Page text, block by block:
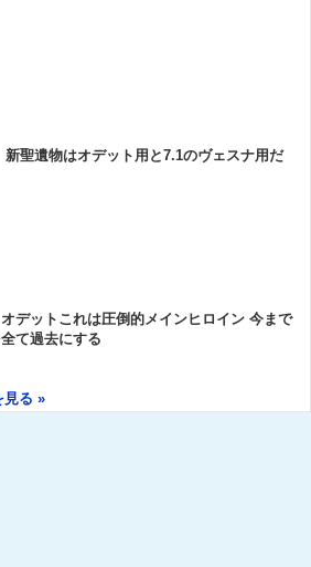
新聖遺物はオデット用と7.1のヴェスナ用だ
オデットこれは圧倒的メインヒロイン 今まで
て過去にする
見る »